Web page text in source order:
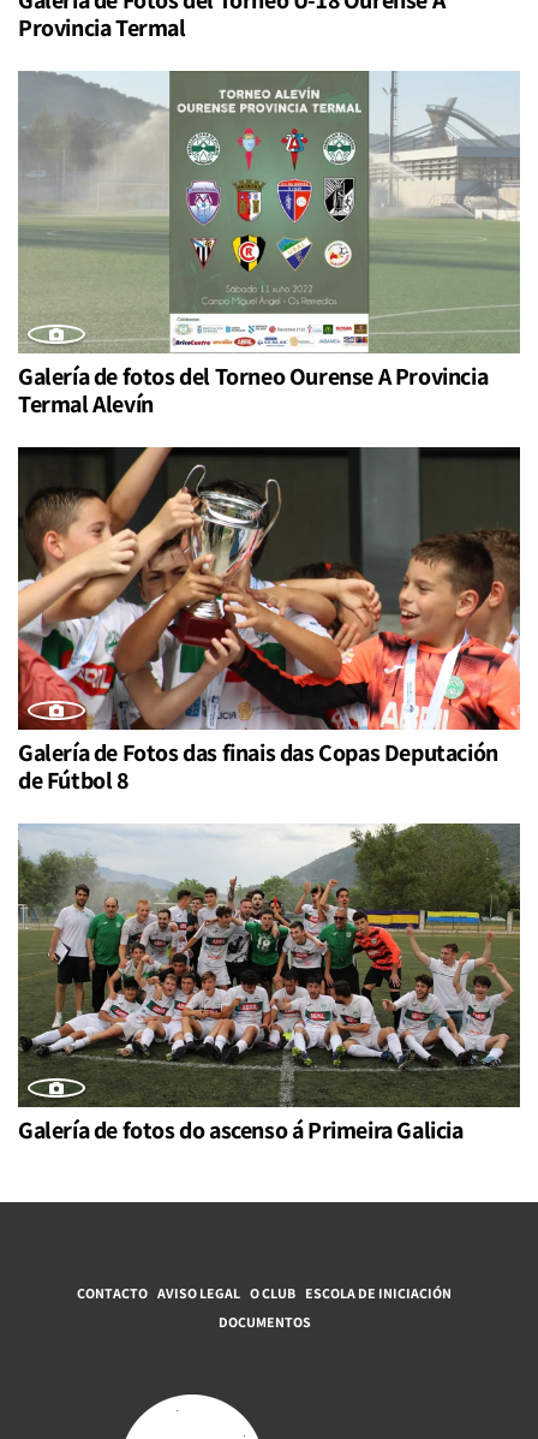
Provincia Termal
Galería de fotos del Torneo Ourense A Provincia
Termal Alevín
Galería de Fotos das finais das Copas Deputación
de Fútbol 8
Galería de fotos do ascenso á Primeira Galicia
CONTACTO AVISO LEGAL O CLUB ESCOLA DE INICIACIÓN
DOCUMENTOS